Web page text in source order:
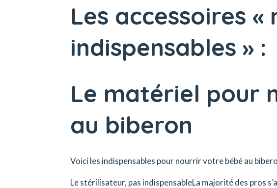
Les accessoires «
indispensables » :
Le matériel pour
au biberon
Voici les indispensables pour nourrir votre bébé au
Le stérilisateur, pas indispensableLa majorité des pros